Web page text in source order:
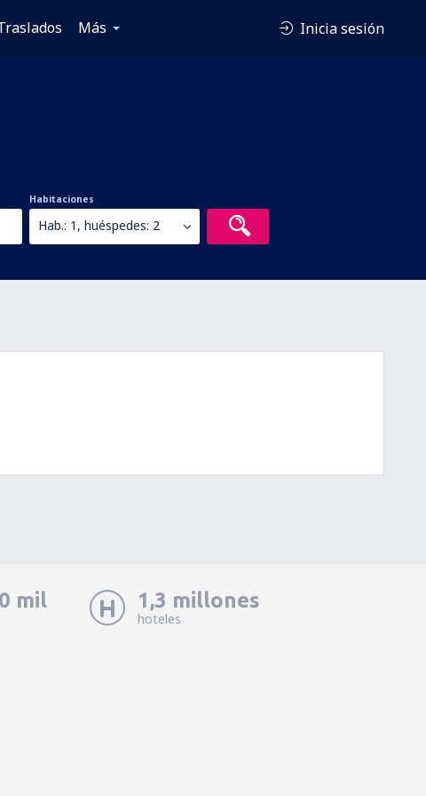
Más Inicia sesión
Habitaciones
Hab.: 1, huéspedes: 2
mil 1,3 millones
hoteles